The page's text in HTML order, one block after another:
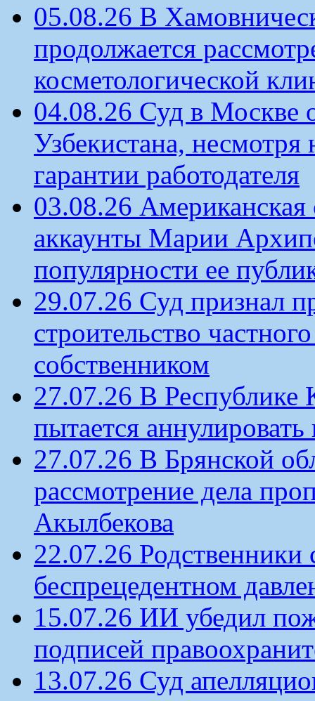
05.08.26 В
продолжается
косметологической
04.08.26 Суд в Москве
Узбекистана,
гарантии работодателя
03.08.26 Американская
аккаунты Марии
популярности ее
29.07.26 Суд признал
строительство
собственником
27.07.26 В
пытается аннулировать
27.07.26 В Брянской
рассмотрение дела
Акылбекова
22.07.26
беспрецедентном
15.07.26 ИИ убедил
подписей
13.07.26 Суд